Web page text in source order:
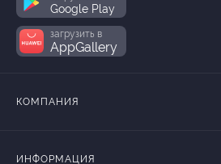
Google Play
загрузить в
AppGallery
КОМПАНИЯ
ИНФОРМАЦИЯ